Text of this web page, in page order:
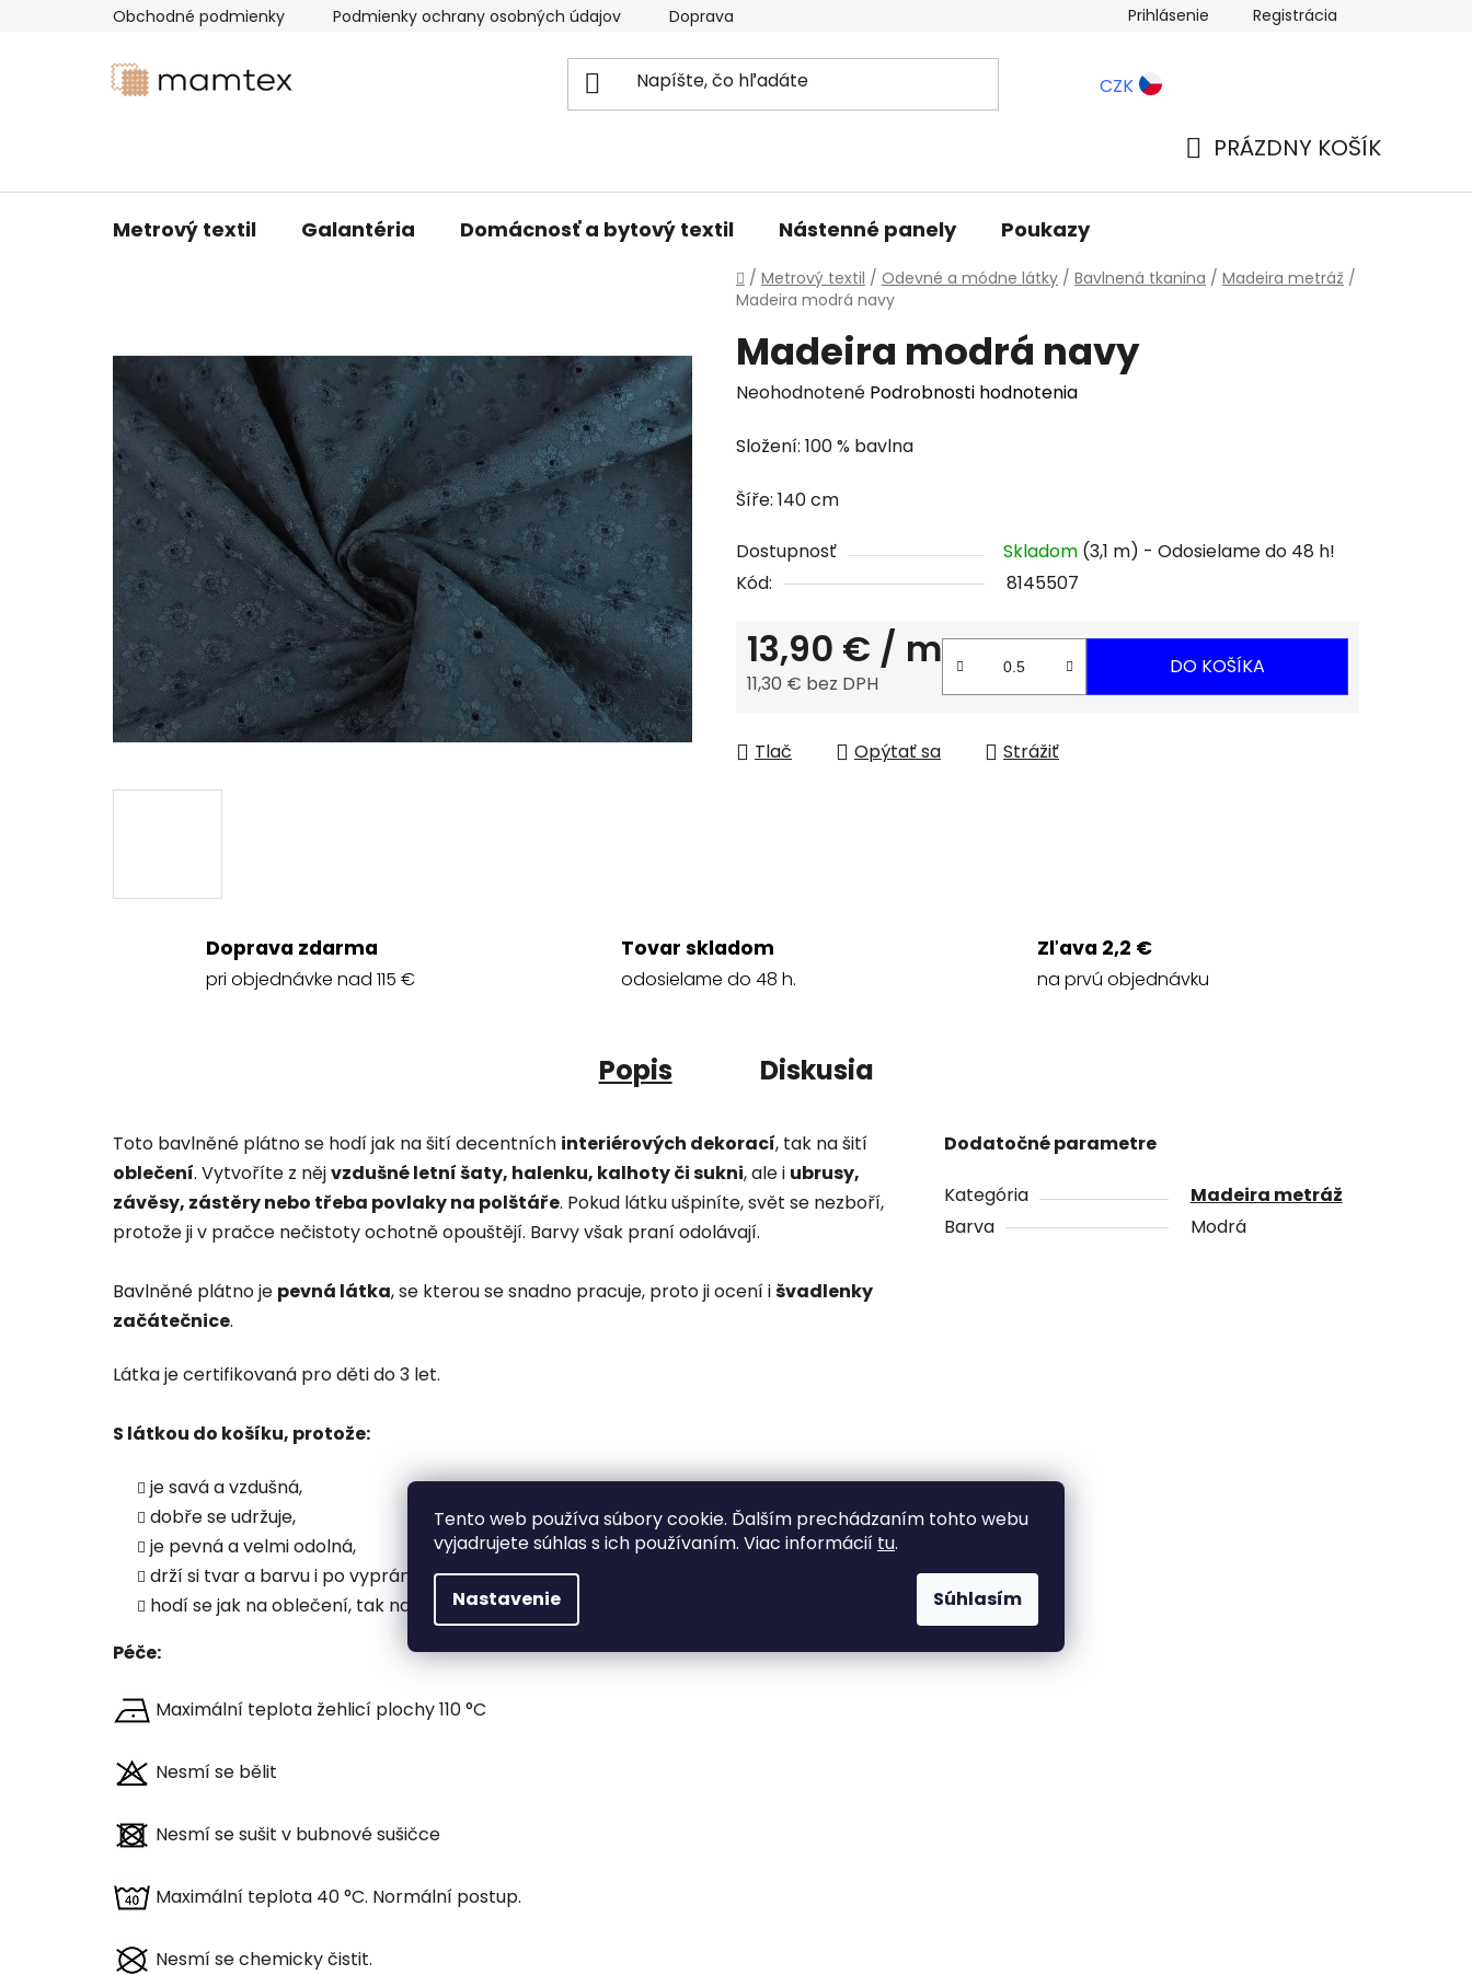
Tento web používa súbory cookie. Ďalším prechádzaním tohto webu
vyjadrujete súhlas s ich používaním. Viac informácií tu.
Nastavenie Súhlasím
Obchodné podmienky Podmienky ochrany osobných údajov Doprava a platba Blog
Prihlásenie Registrácia
CZK
PRÁZDNY KOŠÍK
Metrový textil Galantéria Domácnosť a bytový textil Nástenné panely Poukazy
Domov
/ Metrový textil / Odevné a módne látky / Bavlnená tkanina / Madeira metráž /
Madeira modrá navy
Madeira modrá navy
Priemerné
produktu
0,0
z
Neohodnotené Podrobnosti hodnotenia
Složení: 100 % bavlna
Šíře: 140 cm
Dostupnosť Skladom (3,1 m)
Kód:
8145507
13,90 € / m
11,30 € bez DPH
DO KOŠÍKA
Tlač Opýtať sa Strážiť
Doprava zdarma
pri objednávke nad 115 €
Tovar skladom
odosielame do 48 h.
Zľava 2,2 €
na prvú objednávku
Popis Diskusia
Toto bavlněné plátno se hodí jak na šití decentních interiérových dekorací, tak na šití
oblečení. Vytvoříte z nějvzdušné letní šaty, halenku, kalhoty či sukni, ale i ubrusy,
závěsy, zástěry nebo třeba povlaky na polštáře. Pokud látku ušpiníte, svět se nezboří,
protože ji v pračce nečistoty ochotně opouštějí. Barvy však praní odolávají.
Bavlněné plátno je pevná látka, se kterou se snadno pracuje, proto ji ocení išvadlenky
začátečnice.
Látka je certifikovaná pro děti do 3 let.
S látkou do košíku, protože:
je savá a vzdušná,
dobře se udržuje,
je pevná a velmi odolná,
drží si tvar a barvu i po vyprání,
hodí se jak na oblečení, tak na dekorace.
Péče:
Maximální teplota žehlicí plochy 110 °C
Nesmí se bělit
Nesmí se sušit v bubnové sušičce
Maximální teplota 40 °C. Normální postup.
Nesmí se chemicky čistit.
Dodatočné parametre
Kategória
Madeira metráž
Barva
Modrá